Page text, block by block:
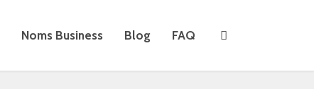
Noms Business Blog FAQ